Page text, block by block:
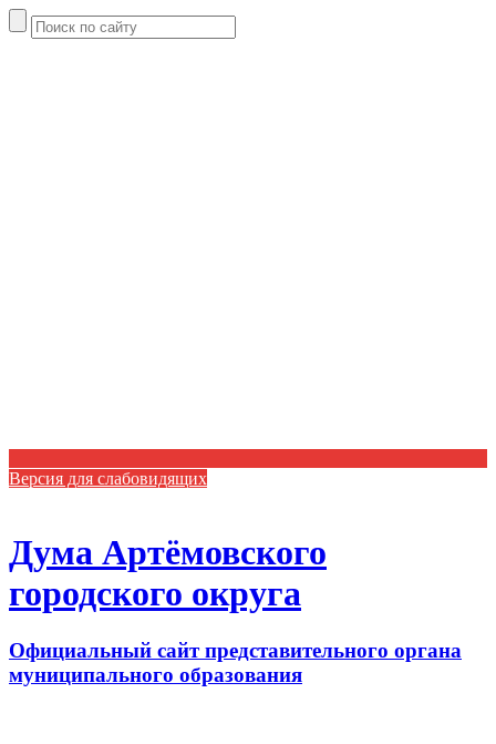
Версия для слабовидящих
Дума Артёмовского
городского округа
Официальный сайт представительного органа
муниципального образования